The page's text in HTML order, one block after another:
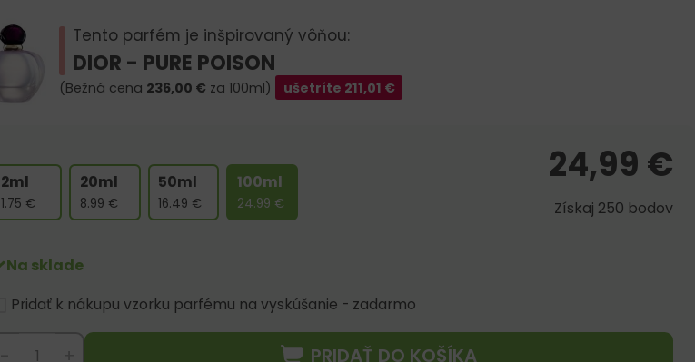
Tento parfém je inšpirovaný vôňou:
DIOR - PURE POISON
(Bežná cena 236,00 € za 100ml) ušetríte 211,01 €
2ml
1.75 €
20ml
8.99 €
50ml
16.49 €
100ml
24.99 €
24,99 €
Získaj 250 bodov
Na sklade
Pridať k nákupu vzorku parfému na vyskúšanie - zadarmo
PRIDAŤ DO KOŠÍKA